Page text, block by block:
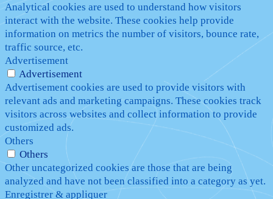
Analytical cookies are used to understand how visitors
interact with the website. These cookies help provide
information on metrics the number of visitors, bounce rate,
traffic source, etc.
Advertisement
Advertisement
Advertisement cookies are used to provide visitors with
relevant ads and marketing campaigns. These cookies track
visitors across websites and collect information to provide
customized ads.
Others
Others
Other uncategorized cookies are those that are being
analyzed and have not been classified into a category as yet.
Enregistrer & appliquer